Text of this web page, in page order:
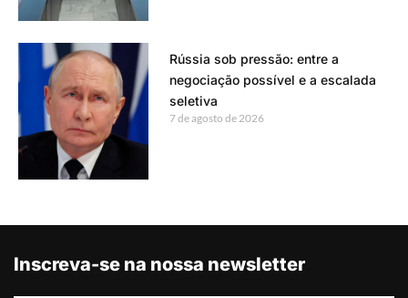
Rússia sob pressão: entre a
negociação possível e a escalada
seletiva
7 de agosto de 2026
Inscreva-se na nossa newsletter